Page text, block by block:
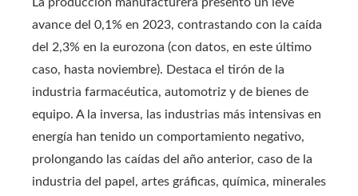
avance del 0,1% en 2023, contrastando con la caída
del 2,3% en la eurozona (con datos, en este último
caso, hasta noviembre). Destaca el tirón de la
industria farmacéutica, automotriz y de bienes de
equipo. A la inversa, las industrias más intensivas en
energía han tenido un comportamiento negativo,
prolongando las caídas del año anterior, caso de la
industria del papel, artes gráficas, química, minerales